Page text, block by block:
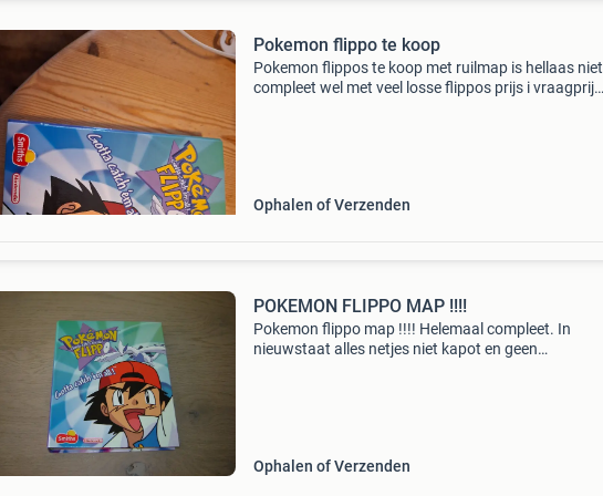
Pokemon flippo te koop
Pokemon flippos te koop met ruilmap is hellaas niet
compleet wel met veel losse flippos prijs i vraagprijs
Ophalen of Verzenden
POKEMON FLIPPO MAP !!!!
Pokemon flippo map !!!! Helemaal compleet. In
nieuwstaat alles netjes niet kapot en geen
Ophalen of Verzenden